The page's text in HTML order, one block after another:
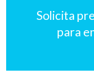
Solicita
para